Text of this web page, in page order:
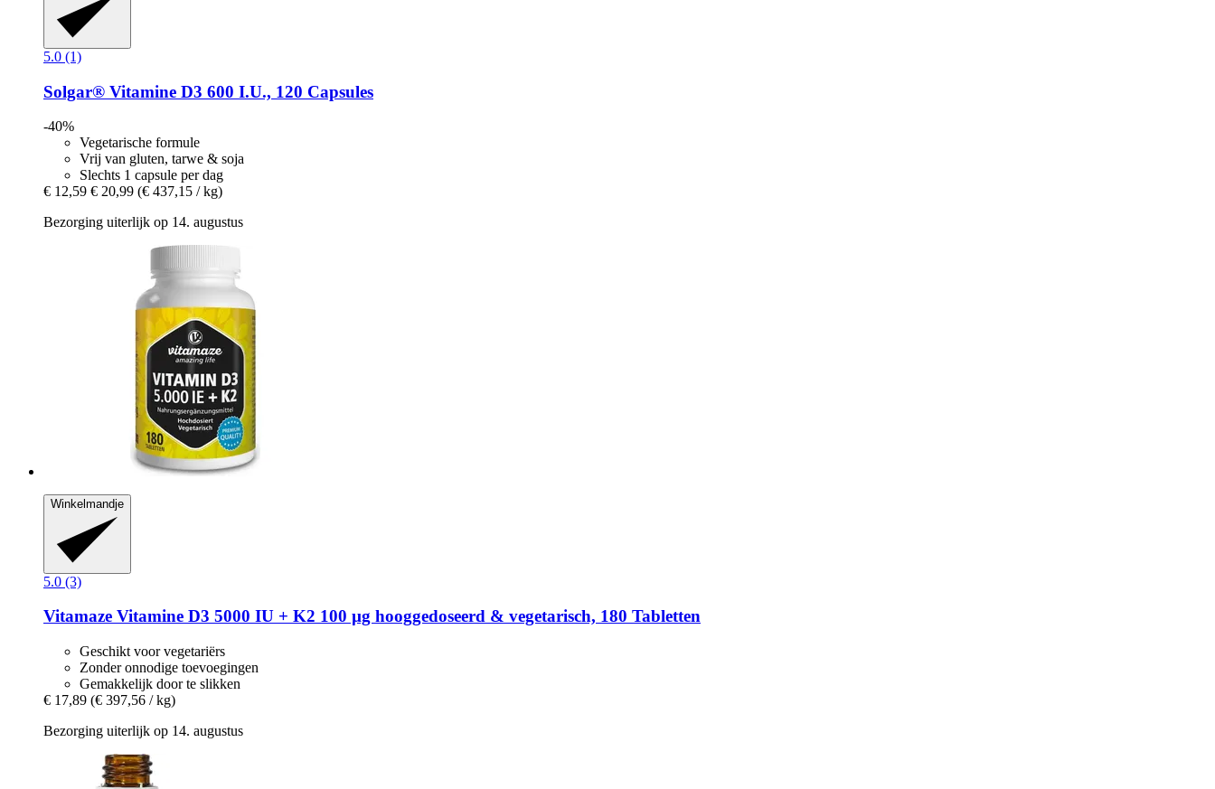
5.0 (1)
Solgar® Vitamine D3 600 I.U., 120 Capsules
-40%
Vegetarische formule
Vrij van gluten, tarwe & soja
Slechts 1 capsule per dag
€ 12,59 € 20,99 (€ 437,15 / kg)
Bezorging uiterlijk op 14. augustus
Winkelmandje
5.0 (3)
Vitamaze Vitamine D3 5000 IU + K2 100 µg hooggedoseerd & vegetarisch, 180 Tabletten
Geschikt voor vegetariërs
Zonder onnodige toevoegingen
Gemakkelijk door te slikken
€ 17,89 (€ 397,56 / kg)
Bezorging uiterlijk op 14. augustus